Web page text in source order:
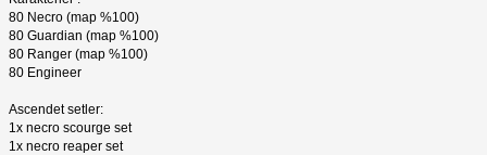
80 Necro (map %100)
80 Guardian (map %100)
80 Ranger (map %100)
80 Engineer
Ascendet setler:
1x necro scourge set
1x necro reaper set